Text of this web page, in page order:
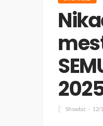
Showbiz 12/